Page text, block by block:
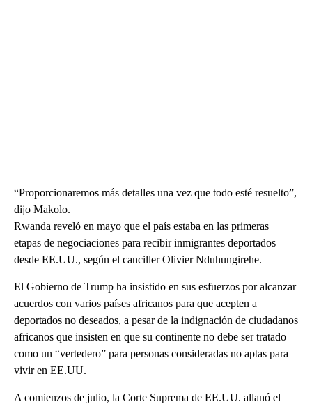
“Proporcionaremos más detalles una vez que todo esté resuelto”,
dijo Makolo.
Rwanda reveló en mayo que el país estaba en las primeras
etapas de negociaciones para recibir inmigrantes deportados
desde EE.UU., según el canciller Olivier Nduhungirehe.
El Gobierno de Trump ha insistido en sus esfuerzos por alcanzar
acuerdos con varios países africanos para que acepten a
deportados no deseados, a pesar de la indignación de ciudadanos
africanos que insisten en que su continente no debe ser tratado
como un “vertedero” para personas consideradas no aptas para
vivir en EE.UU.
A comienzos de julio, la Corte Suprema de EE.UU. allanó el